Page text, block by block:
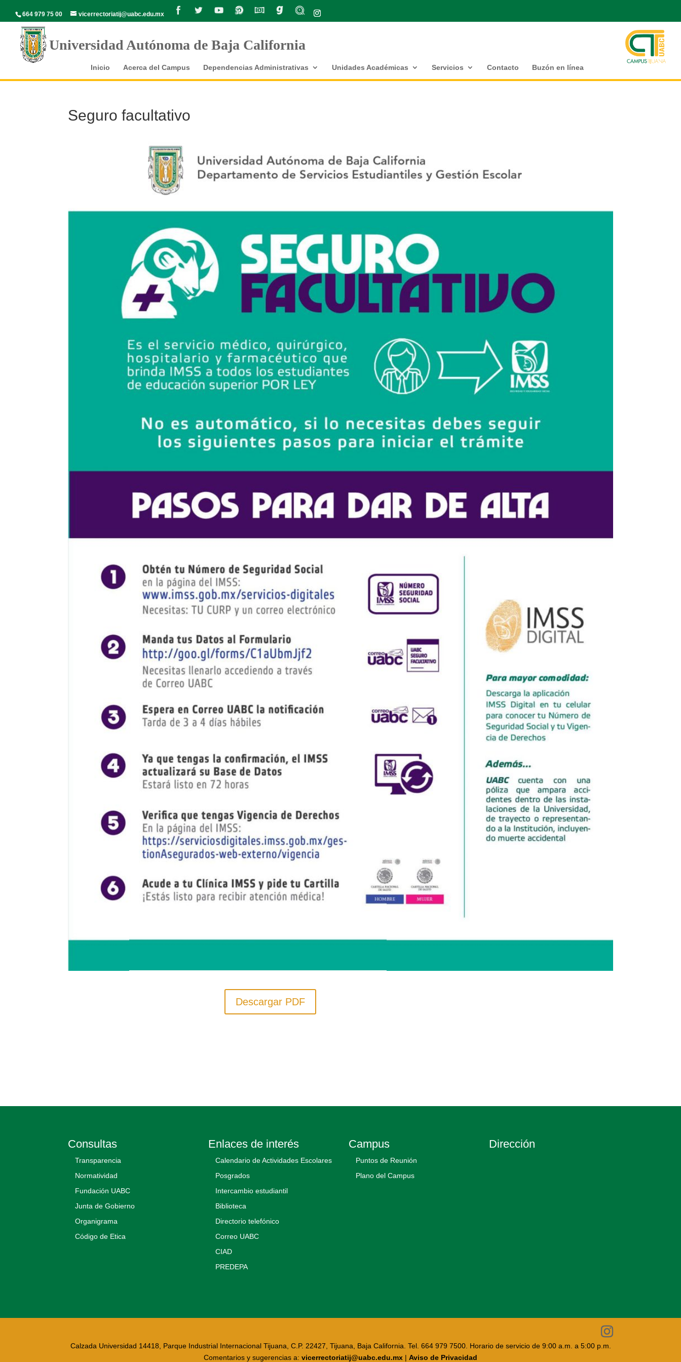
664 979 75 00 vicerrectoriatij@uabc.edu.mx
Universidad Autónoma de Baja California
Inicio Acerca del Campus Dependencias Administrativas Unidades Académicas Servicios Contacto Buzón en línea
Seguro facultativo
Descargar PDF
Consultas
Transparencia
Normatividad
Fundación UABC
Junta de Gobierno
Organigrama
Código de Etica
Enlaces de interés
Calendario de Actividades Escolares
Posgrados
Intercambio estudiantil
Biblioteca
Directorio telefónico
Correo UABC
CIAD
PREDEPA
Campus
Puntos de Reunión
Plano del Campus
Dirección
Calzada Universidad 14418, Parque Industrial Internacional Tijuana, C.P. 22427, Tijuana, Baja California. Tel. 664 979 7500. Horario de servicio de 9:00 a.m. a 5:00 p.m.
Comentarios y sugerencias a: vicerrectoriatij@uabc.edu.mx | Aviso de Privacidad